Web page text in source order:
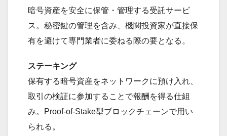
暗号資産を安全に保管・管理する受託サービ
ス。秘密鍵の管理を含み、機関投資家が直接保
有を避けて専門業者に委ねる際の要となる。
ステーキング
保有する暗号資産をネットワークに預け入れ、
取引の検証に参加することで報酬を得る仕組
み。Proof-of-Stake型ブロックチェーンで用い
られる。